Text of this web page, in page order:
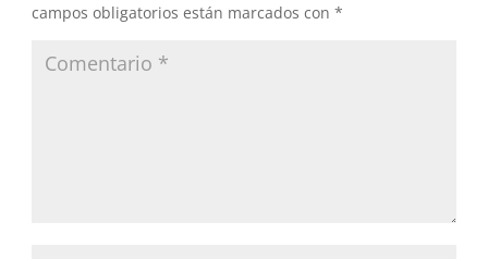
campos obligatorios están marcados con*